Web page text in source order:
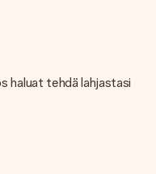
haluat tehdä lahjastasi